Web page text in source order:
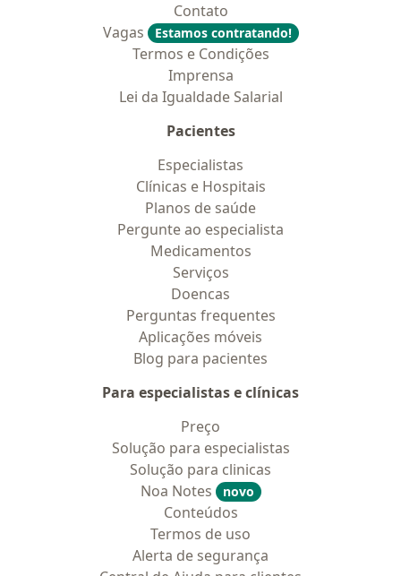
Contato
Vagas
Estamos contratando!
Termos e Condições
Imprensa
Lei da Igualdade Salarial
Pacientes
Especialistas
Clínicas e Hospitais
Planos de saúde
Pergunte ao especialista
Medicamentos
Serviços
Doencas
Perguntas frequentes
Aplicações móveis
Blog para pacientes
Para especialistas e clínicas
Preço
Solução para especialistas
Solução para clinicas
Noa Notes
novo
Conteúdos
Termos de uso
Alerta de segurança